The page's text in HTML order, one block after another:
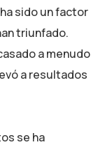
sido un factor
triunfado.
a menudo
a resultados
se ha